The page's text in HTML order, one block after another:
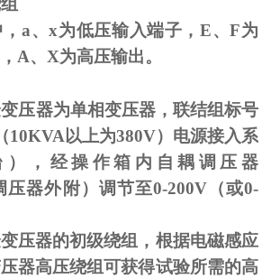
，a、x为低压输入端子，E、F为
A、 X为高压输出。
压器为单相变压器，联结组标号
（10KVA 以上为380V）电源接入系
），经操作箱内自耦调压器
压器外附）调节至0-200V（或0-
压器的初级绕组，根据电磁感应
器高压绕组可获得试验所需的高